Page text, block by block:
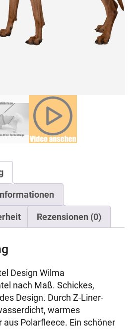
Rezensionen (0)
Design Wilma
nach Maß. Schickes,
Design. Durch Z-Liner-
warmes
Polarfleece. Ein schöner